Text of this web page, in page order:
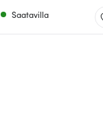
Saatavilla